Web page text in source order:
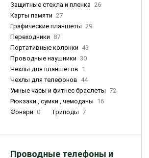
Защитные стекла и пленка 26
Карты памяти 27
Графические планшеты 29
Переходники 87
Портативные колонки 43
Проводные наушники 30
Чехлы для планшетов 1
Чехлы для телефонов 44
Умные часы и фитнес браслеты 72
Рюкзаки , сумки , чемоданы 16
Фонари 0 Триподы 7
Проводные телефоны и